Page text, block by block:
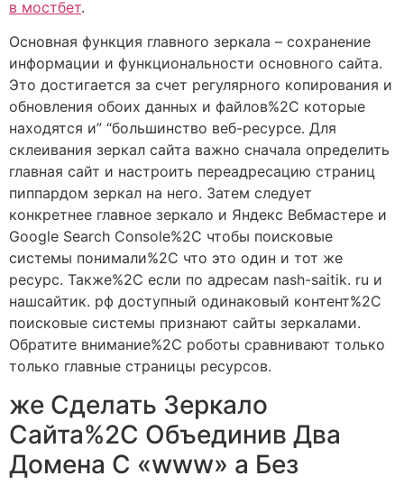
в мостбет.
Основная функция главного зеркала – сохранение
информации и функциональности основного сайта.
Это достигается за счет регулярного копирования и
обновления обоих данных и файлов%2C которые
находятся и” “большинство веб-ресурсе. Для
склеивания зеркал сайта важно сначала определить
главная сайт и настроить переадресацию страниц
пиппардом зеркал на него. Затем следует
конкретнее главное зеркало и Яндекс Вебмастере и
Google Search Console%2C чтобы поисковые
системы понимали%2C что это один и тот же
ресурс. Также%2C если по адресам nash-saitik. ru и
нашсайтик. рф доступный одинаковый контент%2C
поисковые системы признают сайты зеркалами.
Обратите внимание%2C роботы сравнивают только
только главные страницы ресурсов.
же Сделать Зеркало
Сайта%2C Объединив Два
Домена С «www» а Без